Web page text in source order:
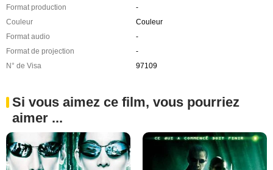
Format production
-
Couleur
Couleur
Format audio
-
Format de projection
-
N° de Visa
97109
Si vous aimez ce film, vous pourriez
aimer ...